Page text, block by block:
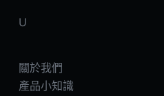
U
關於我們
產品小知識